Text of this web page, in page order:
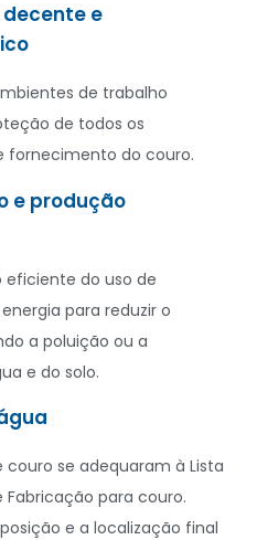
e
de trabalho
de todos os
fornecimento do couro.
e produção
eficiente do uso de
para reduzir o
a poluição ou a
e do solo.
se adequaram à Lista
Fabricação para couro.
e a localização final